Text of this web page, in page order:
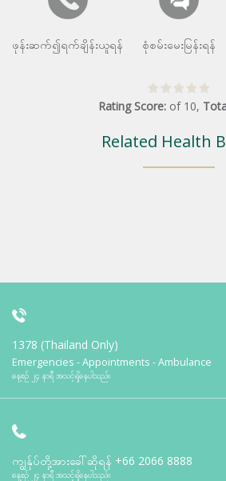
ဖုန်းဆက်၍ရက်ချိန်းယူရန် စုံစမ်းမေးမြန်းရန်
Rating Score: of 10,
Related Health
1378 (Thailand Only)
Emergencies - Appointments - Ambulance
နေ့စဉ် ၂၄ နာရီ အသင့်ရှိနေပါသည်။
ကျွန်ုပ်တို့အားခေါ်ဆိုရန် +66 2066 8888
နေ့စဉ် ၂၄ နာရီ အသင့်ရှိနေပါသည်။